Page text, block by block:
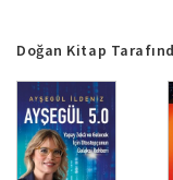
Doğan Kitap